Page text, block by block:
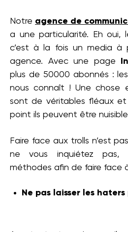
Notre agence de
a une particularité. Eh oui,
c’est à la fois un media
agence. Avec une page
plus de 50000 abonnés :
nous connaît ! Une chose
sont de véritables fléaux et
point ils peuvent être
Faire face aux trolls n’est
ne vous inquiétez pas,
méthodes afin de faire face
Ne pas laisser les